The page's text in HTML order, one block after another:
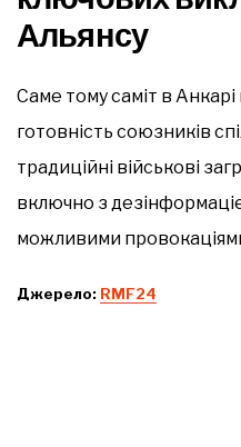
Альянсу
Саме тому саміт в
готовність союзників
традиційні військові
включно з
можливими
Джерело: RMF24